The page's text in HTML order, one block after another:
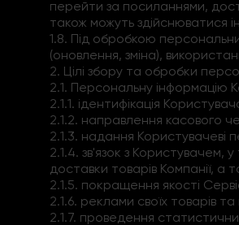
перейти за посиланнями,
також можуть здійснюватися
1.8. Під обробкою
(оновлення, зміна),
2. Цілі збору та обробки
2.1. Персональну інформацію
2.1.1. ідентифікація
2.1.2. направлення касового
2.1.3. надання Користувачеві
2.1.4. зв'язок з Користувачем,
доставки товарів Компанії, а
2.1.5. покращення якості
2.1.6. реклами своїх товарів та
2.1.7. проведення